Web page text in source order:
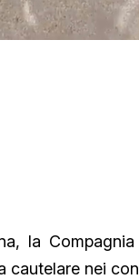
la
cautelare nei